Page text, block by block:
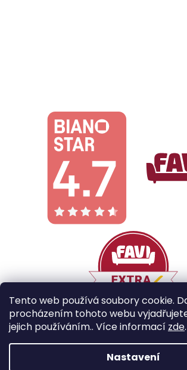
Tento web používá soubory cookie.
procházením tohoto webu
jejich používáním.. Více informací zde.
Nastavení